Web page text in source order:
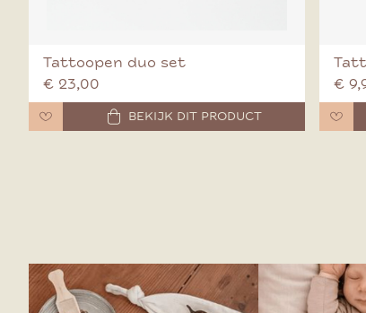
Tattoopen duo set
€ 23,00
BEKIJK DIT PRODUCT
€